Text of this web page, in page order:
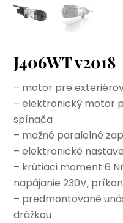
J406WT v2018
– motor pre
– elektronický motor
spínača
– možné paralelné
– elektronické
– krútiaci moment 6
napájanie 230V,
– predmontované
drážkou